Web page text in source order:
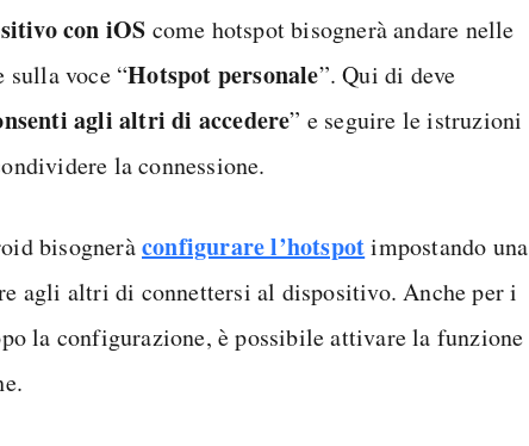
con iOS come hotspot bisognerà andare nelle
sulla voce “Hotspot personale”. Qui di deve
agli altri di accedere” e seguire le istruzioni
la connessione.
bisogneràconfigurare l’hotspotimpostando una
agli altri di connettersi al dispositivo. Anche per i
la configurazione, è possibile attivare la funzione